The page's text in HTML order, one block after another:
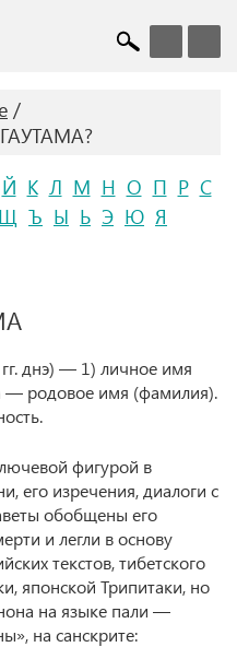
Й К Л М Н О П Р С
Щ Ъ Ы Ь Э Ю Я
днэ) — 1) личное имя
— родовое имя (фамилия).
фигурой в
его изречения, диалоги с
обобщены его
и легли в основу
текстов, тибетского
японской Трипитаки, но
на языке пали —
на санскрите: